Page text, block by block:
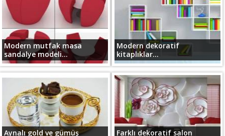
Modern mutfak masa
sandalye modeli...
Modern dekoratif
kitaplıklar...
Aynalı gold ve gümüş Farklı dekoratif salon